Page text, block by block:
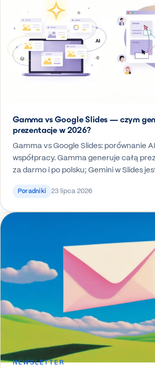
Gamma vs Google Slides — czym
prezentacje w 2026?
Gamma vs Google Slides: porównanie
współpracy. Gamma generuje całą
za darmo i po polsku; Gemini w Slides
Poradniki 23 lipca 2026
NEWSLETTER